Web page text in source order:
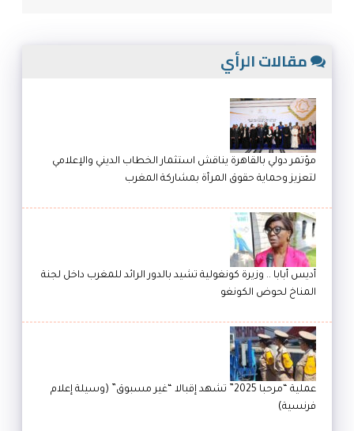
مقالات الرأي
مؤتمر دولي بالقاهرة يناقش استثمار الخطاب الديني والإعلامي
لتعزيز وحماية حقوق المرأة بمشاركة المغرب
أديس أبابا .. وزيرة كونغولية تشيد بالدور الرائد للمغرب داخل لجنة
المناخ لحوض الكونغو
عملية “مرحبا 2025” تشهد إقبالا “غير مسبوق” (وسيلة إعلام
فرنسية)